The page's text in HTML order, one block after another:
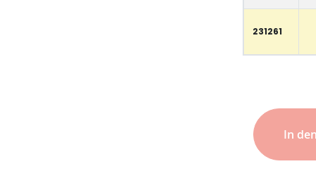
231261
In